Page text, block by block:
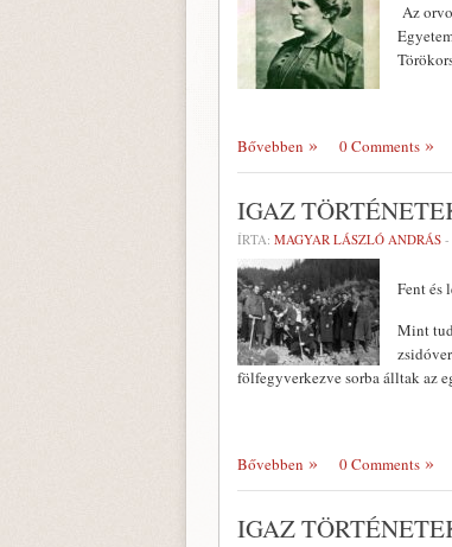
Az
Bővebben 0 Comments
IGAZ
ÍRTA: MAGYAR LÁSZLÓ ANDRÁS -
Fent és
Mint
fölfegyverkezve sorba álltak az
Bővebben 0 Comments
IGAZ